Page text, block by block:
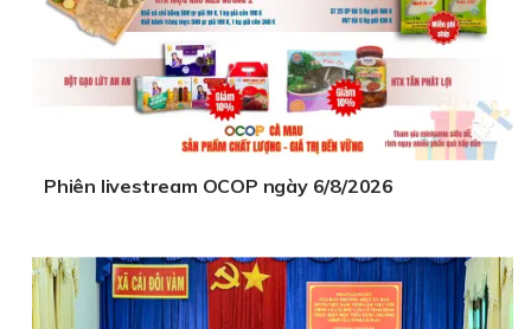
Phiên livestream OCOP ngày 6/8/2026